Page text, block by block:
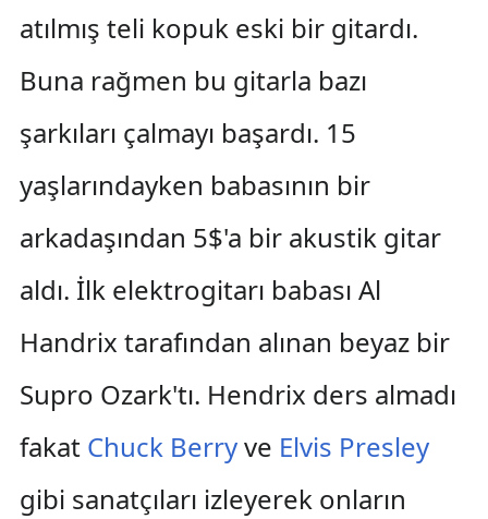
atılmış teli kopuk eski bir gitardı.
Buna rağmen bu gitarla bazı
şarkıları çalmayı başardı. 15
yaşlarındayken babasının bir
arkadaşından 5$'a bir akustik gitar
aldı. İlk elektrogitarı babası Al
Handrix tarafından alınan beyaz bir
Supro Ozark'tı. Hendrix ders almadı
fakat Chuck Berryve Elvis Presley
gibi sanatçıları izleyerek onların